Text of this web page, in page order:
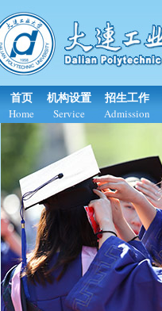
首页
Home
机构设置
Service
招生工作
Admission